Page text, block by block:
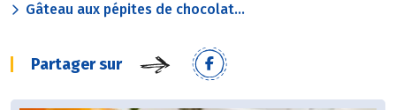
Gâteau aux pépites de chocolat...
Partager sur